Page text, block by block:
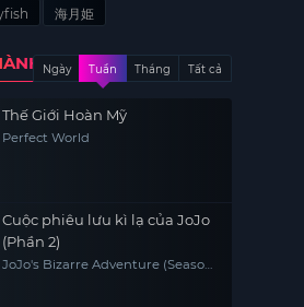
海月姫
Ngày Tuần Tháng Tất cả
Thế Giới Hoàn Mỹ
Perfect World
Cuộc phiêu lưu kì lạ của JoJo
(Phần 2)
JoJo's Bizarre Adventure (Season